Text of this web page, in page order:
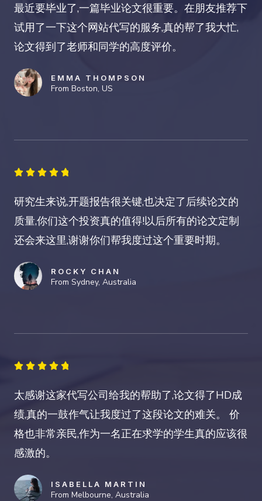
8
/
5
最近要毕业了,一篇毕业论文很重要。在朋友推荐下
试用了一下这个网站代写的服务,真的帮了我大忙,
论文得到了老师和同学的高度评价。
EMMA THOMPSON
From Boston, US
    
8
/
5
研究生来说,开题报告很关键,也决定了后续论文的
质量,你们这个投资真的值得!以后所有的论文定制
还会来这里,谢谢你们帮我度过这个重要时期。
ROCKY CHAN
From Sydney, Australia
    
8
/
5
太感谢这家代写公司给我的帮助了,论文得了HD成
绩,真的一鼓作气让我度过了这段论文的难关。 价
格也非常亲民,作为一名正在求学的学生真的应该很
感激的。
ISABELLA MARTIN
From Melbourne, Australia